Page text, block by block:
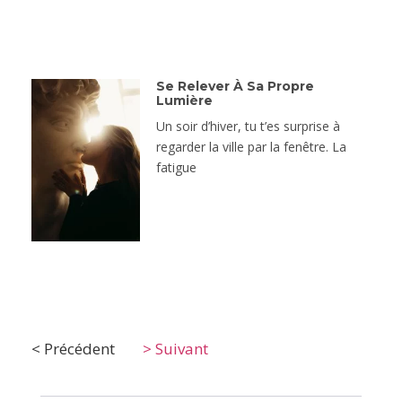
Se Relever À Sa Propre
Lumière
Un soir d’hiver, tu t’es surprise à
regarder la ville par la fenêtre. La
fatigue
< Précédent > Suivant